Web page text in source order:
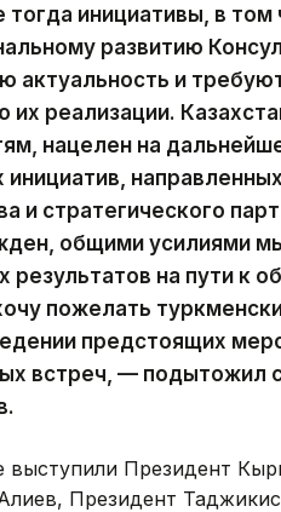
инициативы, в том
развитию
актуальность и
их реализации.
нацелен на
инициатив,
и стратегического
общими усилиями
результатов на пути к
пожелать
предстоящих
встреч, — подытожил
выступили Президент
Президент